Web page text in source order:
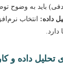
به وضوح توضیح
انتخاب نرم‌افزار
تحلیل داده و